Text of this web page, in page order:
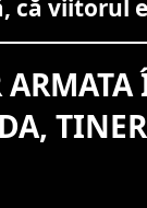
că viitorul